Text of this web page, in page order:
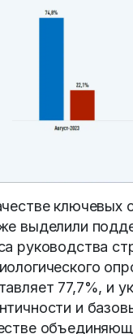
ключевых
выделили
руководства
77,7%, и
и